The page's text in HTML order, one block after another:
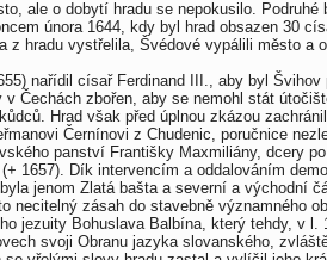
ale o dobytí hradu se nepokusilo. Podruhé
února 1644, kdy byl hrad obsazen 30
z hradu vystřelila, Švédové vypálili město a
nařídil císař Ferdinand III., aby byl Švihov
v Čechách zbořen, aby se nemohl stát
Hrad však před úplnou zkázou
Černínovi z Chudenic, poručnice
panství Františky Maxmiliány, dcery
1657). Dík intervencím a oddalováním
jenom Zlatá bašta a severní a východní
necitelný zásah do stavebně významného
jezuity Bohuslava Balbína, který tehdy, v l.
svoji Obranu jazyka slovanského,